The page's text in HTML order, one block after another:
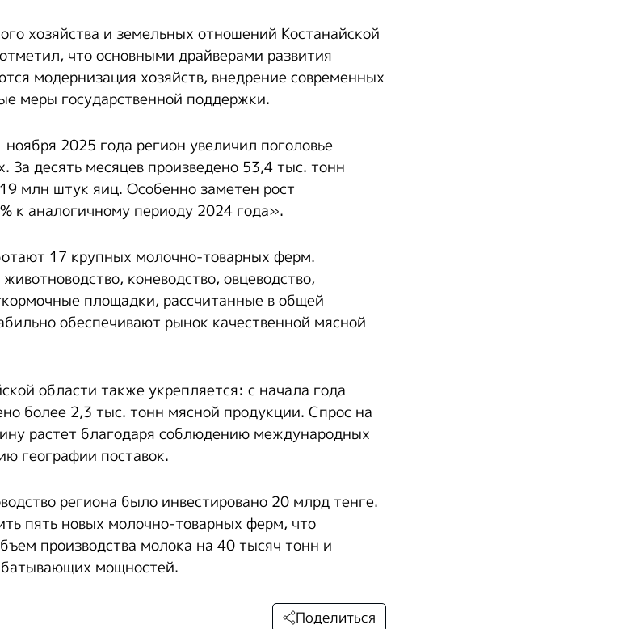
хозяйства и земельных отношений Костанайской
что основными драйверами развития
модернизация хозяйств, внедрение современных
меры государственной поддержки.
2025 года регион увеличил поголовье
За десять месяцев произведено 53,4 тыс. тонн
млн штук яиц. Особенно заметен рост
к аналогичному периоду 2024 года».
17 крупных молочно-товарных ферм.
коневодство, овцеводство,
площадки, рассчитанные в общей
обеспечивают рынок качественной мясной
области также укрепляется: с начала года
более 2,3 тыс. тонн мясной продукции. Спрос на
растет благодаря соблюдению международных
географии поставок.
региона было инвестировано 20 млрд тенге.
пять новых молочно-товарных ферм, что
производства молока на 40 тысяч тонн и
мощностей.
Поделиться